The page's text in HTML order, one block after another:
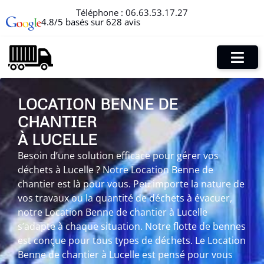
Téléphone : 06.63.53.17.27
4.8/5 basés sur 628 avis
LOCATION BENNE DE
CHANTIER
À LUCELLE
Besoin d’une solution efficace pour gérer vos
déchets à Lucelle ? Notre Location Benne de
chantier est là pour vous. Peu importe la nature de
vos travaux ou la quantité de déchets à évacuer,
notre Location Benne de chantier à Lucelle
s’adapte à chaque situation. Notre flotte de bennes
est conçue pour tous types de déchets. Le Location
Benne de chantier à Lucelle est pensé pour vous